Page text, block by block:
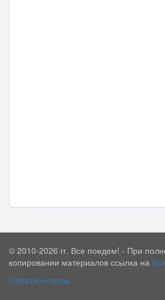
© 2010-2026 гг. Все поедем! - При
копировании материалов ссылка на
Обратная связь